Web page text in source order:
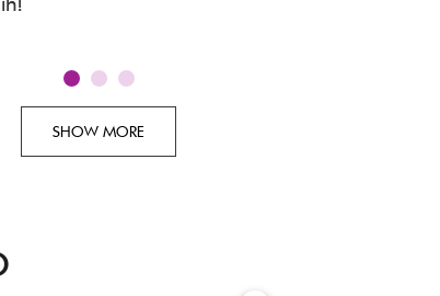
SHOW MORE